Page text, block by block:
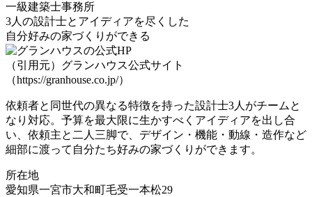
一級建築士事務所
3人の設計士とアイディアを尽くした
自分好みの家づくりができる
（引用元）グランハウス公式サイト
（https://granhouse.co.jp/）
依頼者と同世代の異なる特徴を持った設計士3人がチームと
なり対応。 予算を最大限に生かすべくアイディアを出し合
い、依頼主と二人三脚で、デザイン・機能・動線・造作など
細部に渡って自分たち好みの家づくりができます。
所在地
愛知県一宮市大和町毛受一本松29